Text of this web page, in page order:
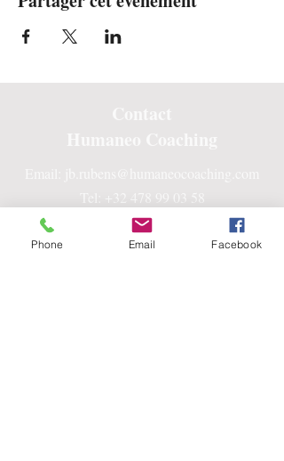
Tel: +32 478 99 03 58
Centre Humaneo
9, Rue de la Roche
Phone Email Facebook